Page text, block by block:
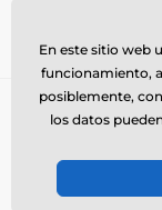
Necesita ayuda ?
El servicio de
En este sitio web
funcionamiento,
posiblemente,
los datos